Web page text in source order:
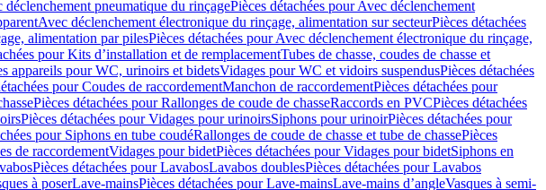
déclenchement pneumatique du rinçagePièces détachées pour Avec déclenchement
Avec déclenchement électronique du rinçage, alimentation sur secteurPièces détachées
alimentation par pilesPièces détachées pour Avec déclenchement électronique du rinçage,
pour Kits d’installation et de remplacementTubes de chasse, coudes de chasse et
appareils pour WC, urinoirs et bidetsVidages pour WC et vidoirs suspendusPièces détachées
pour Coudes de raccordementManchon de raccordementPièces détachées pour
Pièces détachées pour Rallonges de coude de chasseRaccords en PVCPièces détachées
Pièces détachées pour Vidages pour urinoirsSiphons pour urinoirPièces détachées pour
pour Siphons en tube coudéRallonges de coude de chasse et tube de chassePièces
de raccordementVidages pour bidetPièces détachées pour Vidages pour bidetSiphons en
Pièces détachées pour LavabosLavabos doublesPièces détachées pour Lavabos
à poserLave-mainsPièces détachées pour Lave-mainsLave-mains d’angleVasques à semi-